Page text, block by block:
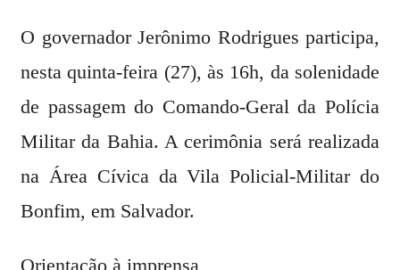
O governador Jerônimo Rodrigues participa,
nesta quinta-feira (27), às 16h, da solenidade
de passagem do Comando-Geral da Polícia
Militar da Bahia. A cerimônia será realizada
na Área Cívica da Vila Policial-Militar do
Bonfim, em Salvador.
Orientação à imprensa